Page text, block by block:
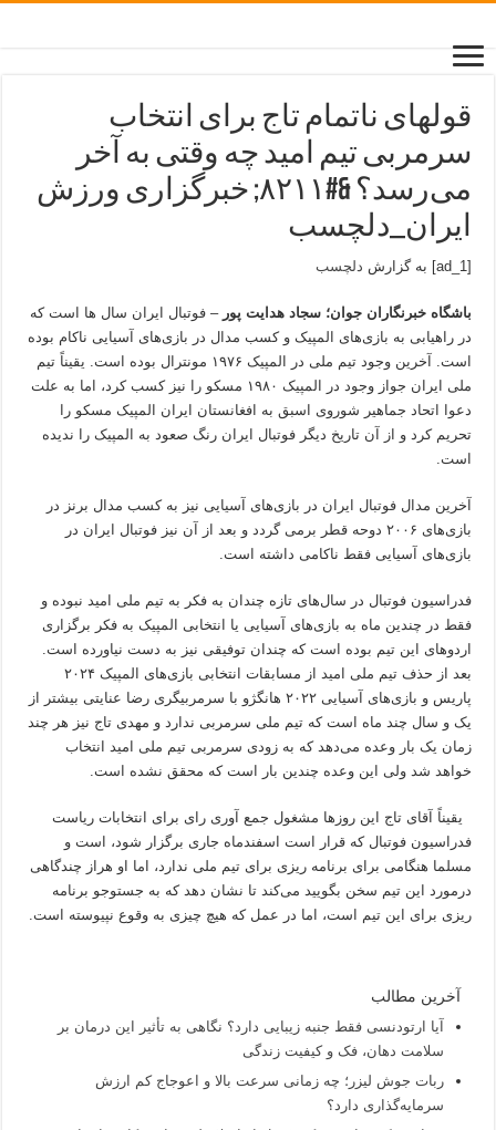
قولهای ناتمام تاج برای انتخاب
سرمربی تیم امید چه وقتی به آخر
می‌رسد؟ &#۸۲۱۱; خبرگزاری ورزش
ایران_دلچسب
[ad_1] به گزارش دلچسب
باشگاه خبرنگاران جوان؛ سجاد هدایت پور – فوتبال ایران سال ها است که
در راهیابی به بازی‌های المپیک و کسب مدال در بازی‌های آسیایی ناکام بوده
است. آخرین وجود تیم ملی در المپیک ۱۹۷۶ مونترال بوده است. یقیناً تیم
ملی ایران جواز وجود در المپیک ۱۹۸۰ مسکو را نیز کسب کرد، اما به علت
دعوا اتحاد جماهیر شوروی اسبق به افغانستان ایران المپیک مسکو را
تحریم کرد و از آن تاریخ دیگر فوتبال ایران رنگ صعود به المپیک را ندیده
است.
آخرین مدال فوتبال ایران در بازی‌های آسیایی نیز به کسب مدال برنز در
بازی‌های ۲۰۰۶ دوحه قطر برمی گردد و بعد از آن نیز فوتبال ایران در
بازی‌های آسیایی فقط ناکامی داشته است.
فدراسیون فوتبال در سال‌های تازه چندان به فکر به تیم ملی امید نبوده و
فقط در چندین ماه به بازی‌های آسیایی یا انتخابی المپیک به فکر برگزاری
اردو‌های این تیم بوده است که چندان توفیقی نیز به دست نیاورده است.
بعد از حذف تیم ملی امید از مسابقات انتخابی بازی‌های المپیک ۲۰۲۴
پاریس و بازی‌های آسیایی ۲۰۲۲ هانگژو با سرمربیگری رضا عنایتی بیشتر از
یک و سال چند ماه است که تیم ملی سرمربی ندارد و مهدی تاج نیز هر چند
زمان یک بار وعده می‌دهد که به زودی سرمربی تیم ملی امید انتخاب
خواهد شد ولی این وعده چندین بار است که محقق نشده است.
یقیناً آقای تاج این روز‌ها مشغول جمع آوری رای برای انتخابات ریاست
فدراسیون فوتبال که قرار است اسفندماه جاری برگزار شود، است و
مسلما هنگامی برای برنامه ریزی برای تیم ملی ندارد، اما او هراز چندگاهی
درمورد این تیم سخن بگویید می‌کند تا نشان دهد که به جستوجو برنامه
ریزی برای این تیم است، اما در عمل که هیچ چیزی به وقوع نپیوسته است.
آخرین مطالب
آیا ارتودنسی فقط جنبه زیبایی دارد؟ نگاهی به تأثیر این درمان بر
سلامت دهان، فک و کیفیت زندگی
ربات جوش لیزر؛ چه زمانی سرعت بالا و اعوجاج کم ارزش
سرمایه‌گذاری دارد؟